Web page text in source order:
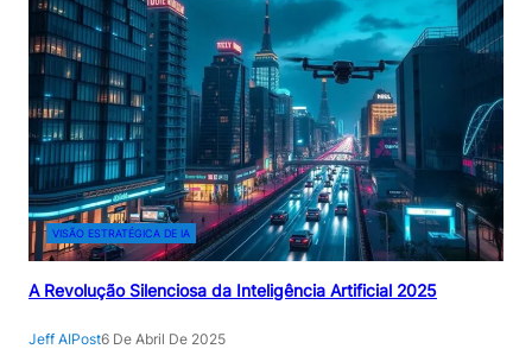
VISÃO ESTRATÉGICA DE IA
A Revolução Silenciosa da Inteligência Artificial 2025
Jeff AIPost6 De Abril De 2025